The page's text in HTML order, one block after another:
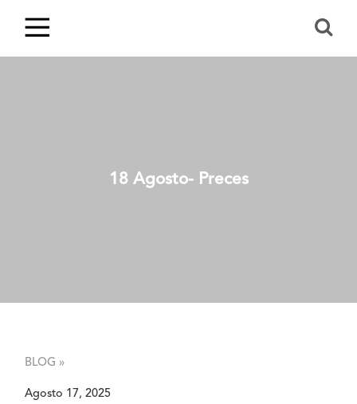
18 Agosto- Preces
BLOG »
Agosto 17, 2025